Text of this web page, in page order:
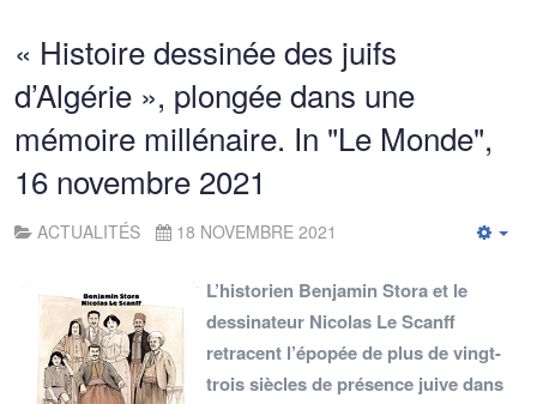
« Histoire dessinée des juifs
d’Algérie », plongée dans une
mémoire millénaire. In "Le Monde",
16 novembre 2021
ACTUALITÉS
18 NOVEMBRE 2021
L’historien Benjamin Stora et le
dessinateur Nicolas Le Scanff
retracent l’épopée de plus de vingt-
trois siècles de présence juive dans